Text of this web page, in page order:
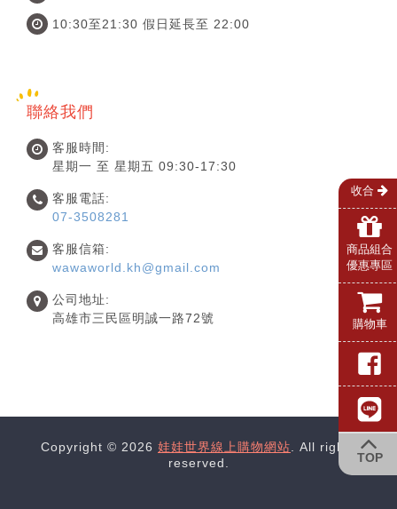
10:30至21:30 假日延長至 22:00
聯絡我們
客服時間:
星期一 至 星期五 09:30-17:30
客服電話:
07-3508281
客服信箱:
wawaworld.kh@gmail.com
公司地址:
高雄市三民區明誠一路72號
Copyright © 2026 娃娃世界線上購物網站. All rights
reserved.
收合
商品組合
優惠專區
購物車
TOP